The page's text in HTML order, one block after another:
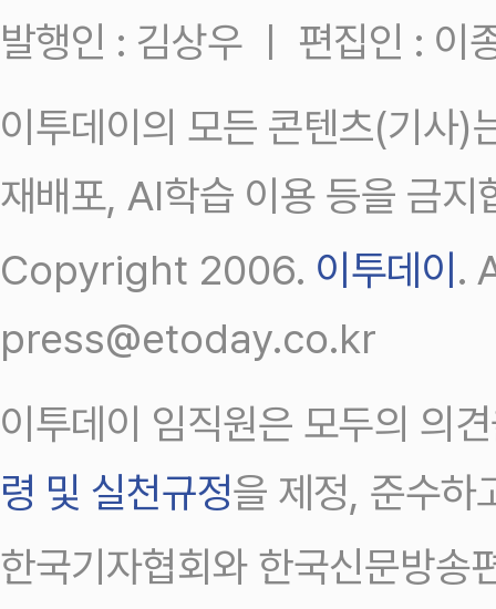
발행인 : 김상우 ㅣ 편집인 : 이
이투데이의 모든 콘텐츠(기사)
재배포, AI학습 이용 등을 금지
Copyright 2006. 이투데이 .
press@etoday.co.kr
이투데이 임직원은 모두의 의
령 및 실천규정을 제정, 준수하
한국기자협회와 한국신문방송